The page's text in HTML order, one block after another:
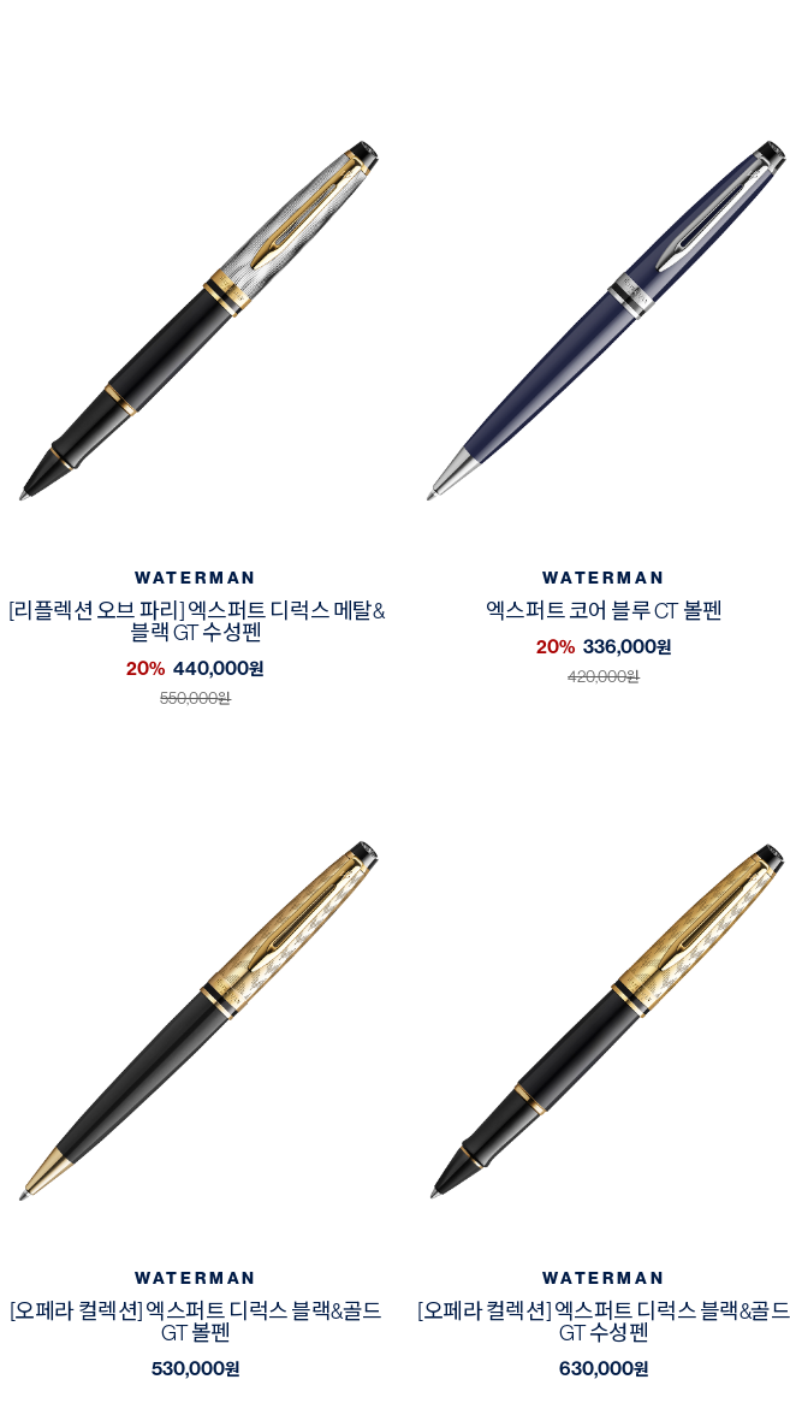
WATERMAN
[리플렉션 오브 파리] 엑스퍼트 디럭스 메탈&
블랙 GT 수성펜
20% 440,000원
550,000원
WATERMAN
엑스퍼트 코어 블루 CT 볼펜
20% 336,000원
420,000원
WATERMAN
[오페라 컬렉션] 엑스퍼트 디럭스 블랙&골드
GT 볼펜
530,000원
WATERMAN
[오페라 컬렉션] 엑스퍼트 디럭스 블랙&골드
GT 수성펜
630,000원